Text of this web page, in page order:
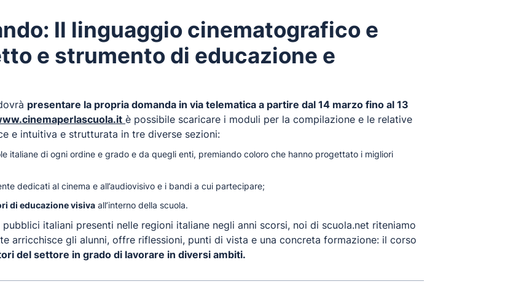
Il linguaggio cinematografico e
e strumento di educazione e
presentare la propria domanda in via telematica a partire dal 14 marzo fino al 13
è possibile scaricare i moduli per la compilazione e le relative
e intuitiva e strutturata in tre diverse sezioni:
italiane di ogni ordine e grado e da quegli enti, premiando coloro che hanno progettato i migliori
dedicati al cinema e all’audiovisivo e i bandi a cui partecipare;
di educazione visiva all’interno della scuola.
italiani presenti nelle regioni italiane negli anni scorsi, noi di scuola.net riteniamo
arricchisce gli alunni, offre riflessioni, punti di vista e una concreta formazione: il corso
del settore in grado di lavorare in diversi ambiti.